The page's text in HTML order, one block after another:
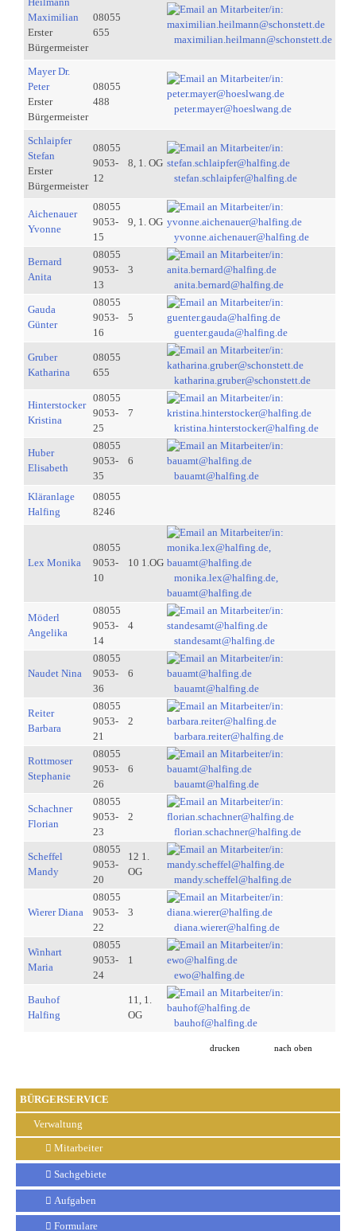
BÜRGERSERVICE
Verwaltung
Mitarbeiter
Sachgebiete
Aufgaben
Formulare
Maximilian
Erster
Bürgermeister
08055
655
maximilian.heilmann@schonstett.de
Mayer Dr.
Peter
Erster
Bürgermeister
08055
488
peter.mayer@hoeslwang.de
Schlaipfer
Stefan
Erster
Bürgermeister
08055
9053-
12
8, 1. OG
stefan.schlaipfer@halfing.de
Aichenauer
Yvonne
08055
9053-
15
9, 1. OG
yvonne.aichenauer@halfing.de
Bernard
Anita
08055
9053-
13
3
anita.bernard@halfing.de
Gauda
Günter
08055
9053-
16
5
guenter.gauda@halfing.de
Gruber
Katharina
08055
655
katharina.gruber@schonstett.de
Hinterstocker
Kristina
08055
9053-
25
7
kristina.hinterstocker@halfing.de
Huber
Elisabeth
08055
9053-
35
6
bauamt@halfing.de
Kläranlage
Halfing
08055
8246
Lex Monika
08055
9053-
10
10 1.OG
monika.lex@halfing.de,
bauamt@halfing.de
Möderl
Angelika
08055
9053-
14
4
standesamt@halfing.de
Naudet Nina
08055
9053-
36
6
bauamt@halfing.de
Reiter
Barbara
08055
9053-
21
2
barbara.reiter@halfing.de
Rottmoser
Stephanie
08055
9053-
26
6
bauamt@halfing.de
Schachner
Florian
08055
9053-
23
2
florian.schachner@halfing.de
Scheffel
Mandy
08055
9053-
20
12 1.
OG
mandy.scheffel@halfing.de
Wierer Diana
08055
9053-
22
3
diana.wierer@halfing.de
Winhart
Maria
08055
9053-
24
1
ewo@halfing.de
Bauhof
Halfing
11, 1.
OG
bauhof@halfing.de
drucken nach oben